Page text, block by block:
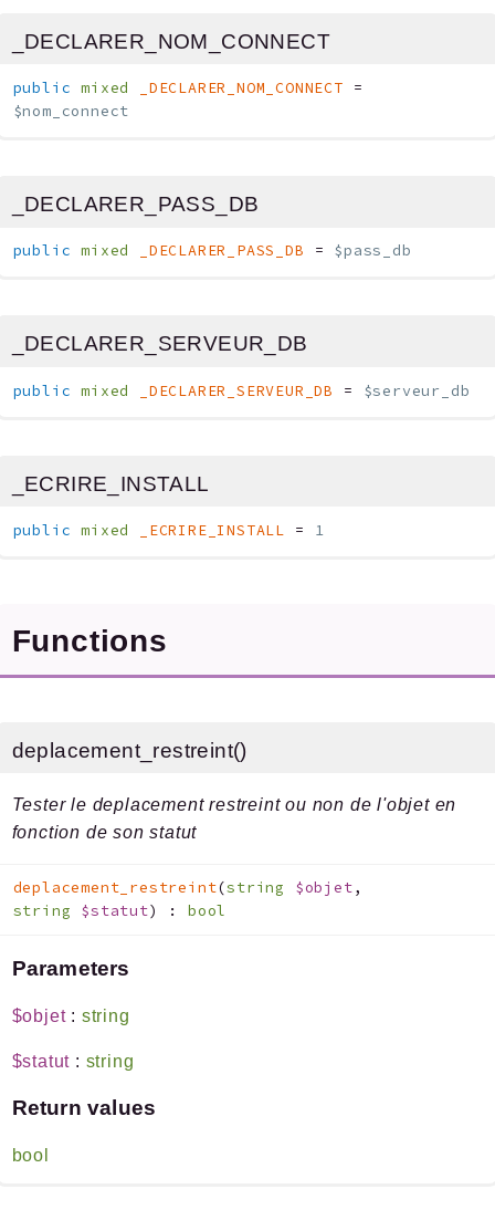
_DECLARER_NOM_CONNECT
public mixed _DECLARER_NOM_CONNECT =
$nom_connect
_DECLARER_PASS_DB
public mixed _DECLARER_PASS_DB = $pass_db
_DECLARER_SERVEUR_DB
public mixed _DECLARER_SERVEUR_DB = $serveur_db
_ECRIRE_INSTALL
public mixed _ECRIRE_INSTALL = 1
Functions
deplacement_restreint()
Tester le deplacement restreint ou non de l'objet en
fonction de son statut
deplacement_restreint(string $objet,
string $statut) :bool
Parameters
$objet: string
$statut : string
Return values
bool